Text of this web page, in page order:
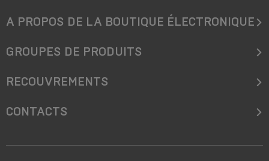
A PROPOS DE LA BOUTIQUE ÉLECTRONIQUE
GROUPES DE PRODUITS
RECOUVREMENTS
CONTACTS